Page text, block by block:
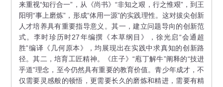
来重视“知行合一”，从《尚书》“非知之艰，行之惟艰”，到王
阳明“事上磨炼”，形成“体用一源”的实践理性。这对拔尖创新
人才培养具有重要指导意义。其一，建立问题导向的创新范
式。李时珍历时27年编撰《本草纲目》，徐光启“会通超
胜”编译《几何原本》，均展现出在实践中求真知的创新路
径。其二，培育工匠精神。《庄子》“庖丁解牛”阐释的“技进
乎道”理念，至今仍然具有重要的教育价值。青少年成才，不
仅需要灵感般的顿悟，更需要长久的磨炼和精进，需要有精